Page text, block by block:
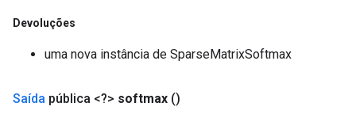
Devoluções
uma nova instância de SparseMatrixSoftmax
Saída pública <?> softmax ()